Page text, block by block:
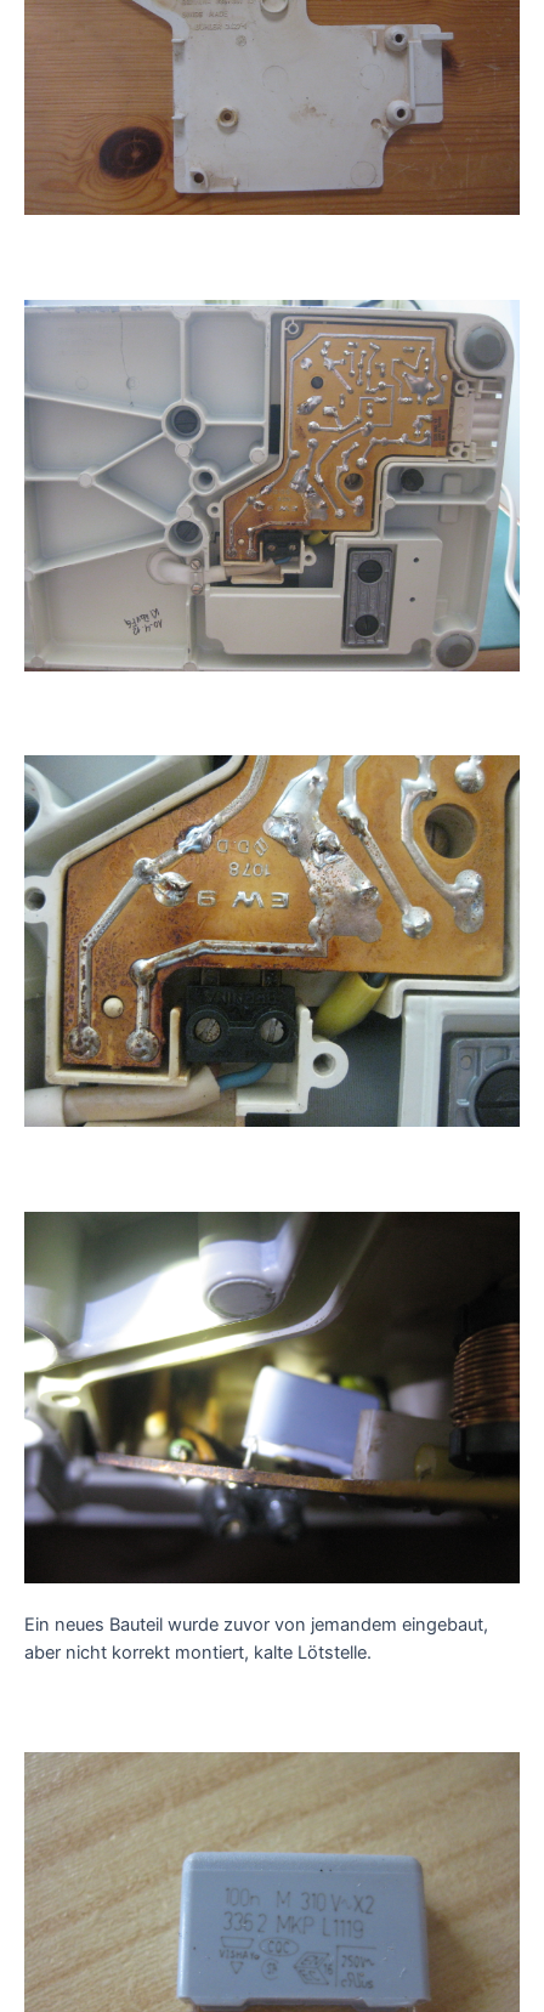
Ein neues Bauteil wurde zuvor von jemandem eingebaut,
aber nicht korrekt montiert, kalte Lötstelle.